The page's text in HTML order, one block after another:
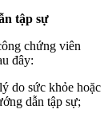
tập sự
chứng viên
đây:
do sức khỏe hoặc
dẫn tập sự;